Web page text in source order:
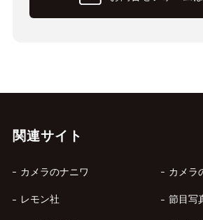
関連サイト
カメラのナニワ カメラ
レモン社 節目写